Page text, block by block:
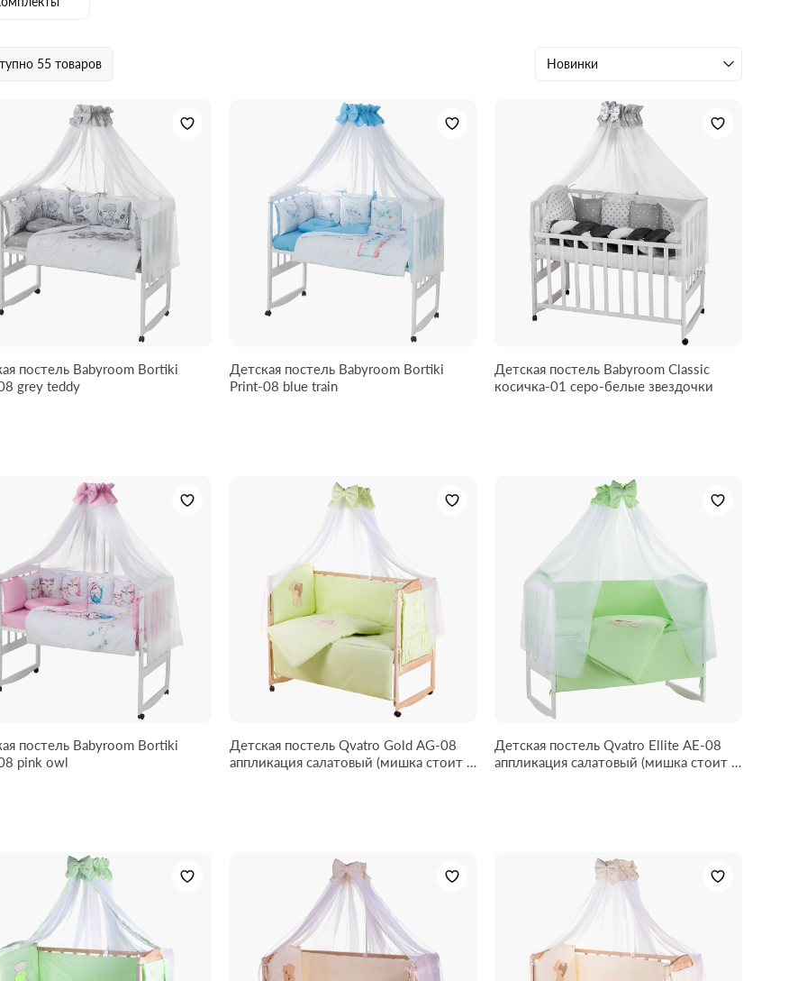
55 товаров Новинки
постель Babyroom Bortiki
Print-08 grey teddy
Детская постель Babyroom Bortiki
Print-08 blue train
Детская постель Babyroom Classic
косичка-01 серо-белые звездочки
постель Babyroom Bortiki
Print-08 pink owl
Детская постель Qvatro Gold AG-08
аппликация салатовый (мишка стоит с
Детская постель Qvatro Ellite AE-08
аппликация салатовый (мишка стоит с